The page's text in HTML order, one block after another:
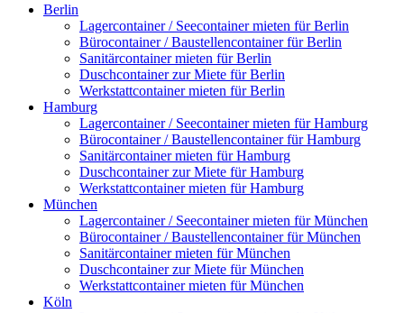
Berlin
Lagercontainer / Seecontainer mieten für Berlin
Bürocontainer / Baustellencontainer für Berlin
Sanitärcontainer mieten für Berlin
Duschcontainer zur Miete für Berlin
Werkstattcontainer mieten für Berlin
Hamburg
Lagercontainer / Seecontainer mieten für Hamburg
Bürocontainer / Baustellencontainer für Hamburg
Sanitärcontainer mieten für Hamburg
Duschcontainer zur Miete für Hamburg
Werkstattcontainer mieten für Hamburg
München
Lagercontainer / Seecontainer mieten für München
Bürocontainer / Baustellencontainer für München
Sanitärcontainer mieten für München
Duschcontainer zur Miete für München
Werkstattcontainer mieten für München
Köln